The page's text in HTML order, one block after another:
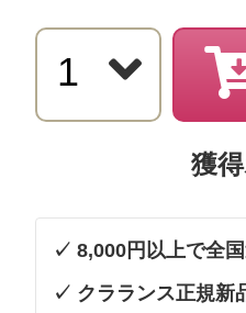
獲
✓ 8,000円以上で全
✓ クラランス正規新